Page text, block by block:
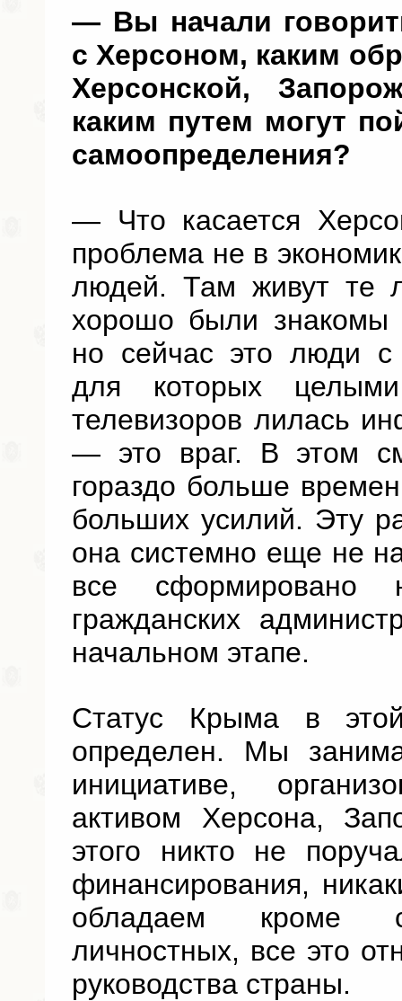
— Вы начали
с Херсоном, каким
Херсонской,
каким путем могут
самоопределения?
— Что касается
проблема не в
людей. Там живут те
хорошо были знакомы
но сейчас это люди
для которых
телевизоров лилась
— это враг. В этом
гораздо больше
больших усилий. Эту
она системно еще не
все сформировано
гражданских
начальном этапе.
Статус Крыма в
определен. Мы
инициативе,
активом Херсона,
этого никто не
финансирования,
обладаем кроме
личностных, все это
руководства страны.